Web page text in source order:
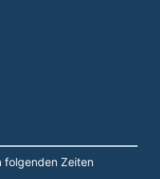
folgenden Zeiten